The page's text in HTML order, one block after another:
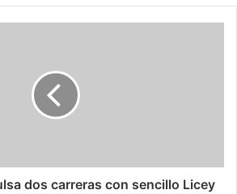
dos carreras con sencillo Licey